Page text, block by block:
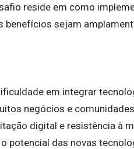
reside em como
benefícios sejam
em integrar
negócios e
digital e resistência à
potencial das novas